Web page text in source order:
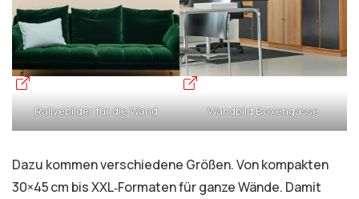
Rallyebilder für die Wand Wandbild Boxengasse
Dazu kommen verschiedene Größen. Von kompakten
30×45 cm bis XXL‑Formaten für ganze Wände. Damit